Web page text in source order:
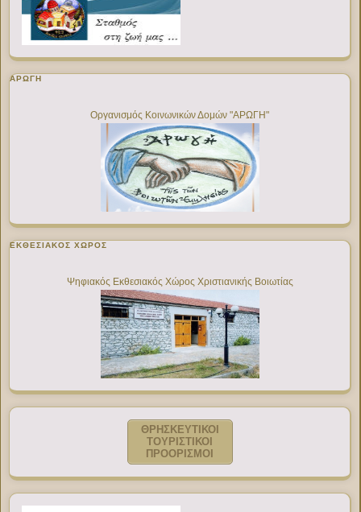
ΑΡΩΓΗ
Οργανισμός Κοινωνικών Δομών "ΑΡΩΓΗ"
ΕΚΘΕΣΙΑΚΌΣ ΧΏΡΟΣ
Ψηφιακός Εκθεσιακός Χώρος Χριστιανικής Βοιωτίας
ΘΡΗΣΚΕΥΤΙΚΟΙ
ΤΟΥΡΙΣΤΙΚΟΙ
ΠΡΟΟΡΙΣΜΟΙ